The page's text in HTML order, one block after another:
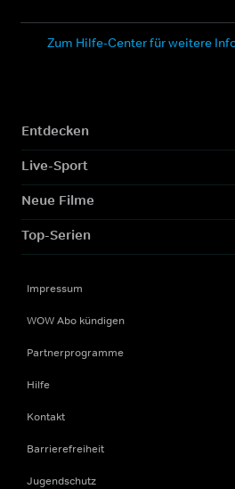
Zum Hilfe-Center für weitere
Entdecken
Live-Sport
Neue Filme
Top-Serien
Impressum
WOW Abo kündigen
Partnerprogramme
Hilfe
Kontakt
Barrierefreiheit
Jugendschutz